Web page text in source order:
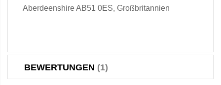
Aberdeenshire AB51 0ES, Großbritannien
BEWERTUNGEN 1